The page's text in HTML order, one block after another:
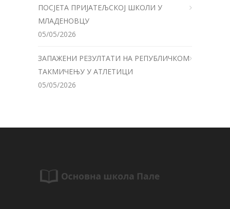
ПОСЈЕТА ПРИЈАТЕЉСКОЈ ШКОЛИ У
МЛАДЕНОВЦУ
05/05/2026
ЗАПАЖЕНИ РЕЗУЛТАТИ НА РЕПУБЛИЧКОМ
ТАКМИЧЕЊУ У АТЛЕТИЦИ
05/05/2026